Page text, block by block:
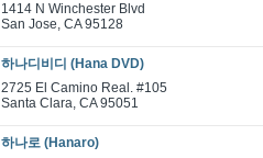
1414 N Winchester Blvd
San Jose, CA 95128
하나디비디 (Hana DVD)
2725 El Camino Real. #105
Santa Clara, CA 95051
하나로 (Hanaro)